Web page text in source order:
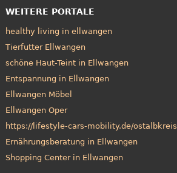
WEITERE PORTALE
healthy living in ellwangen
Tierfutter Ellwangen
schöne Haut-Teint in Ellwangen
Entspannung in Ellwangen
Ellwangen Möbel
Ellwangen Oper
https://lifestyle-cars-mobility.de/ostalbkreis
Ernährungsberatung in Ellwangen
Shopping Center in Ellwangen